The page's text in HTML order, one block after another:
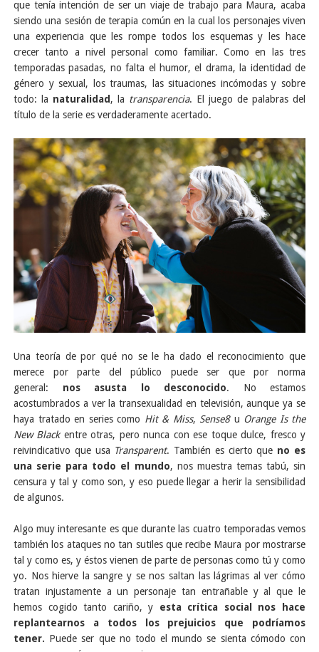
que tenía intención de ser un viaje de trabajo para Maura, acaba
siendo una sesión de terapia común en la cual los personajes viven
una experiencia que les rompe todos los esquemas y les hace
crecer tanto a nivel personal como familiar. Como en las tres
temporadas pasadas, no falta el humor, el drama, la identidad de
género y sexual, los traumas, las situaciones incómodas y sobre
todo: la naturalidad , la transparencia. El juego de palabras del
título de la serie es verdaderamente acertado.
Una teoría de por qué no se le ha dado el reconocimiento que
merece por parte del público puede ser que por norma
general: nos asusta lo desconocido. No estamos
acostumbrados a ver la transexualidad en televisión, aunque ya se
haya tratado en series como Hit & Miss, Sense8 u Orange Is the
New Blackentre otras, pero nunca con ese toque dulce, fresco y
reivindicativo que usa Transparent. También es cierto que no es
una serie para todo el mundo, nos muestra temas tabú, sin
censura y tal y como son, y eso puede llegar a herir la sensibilidad
de algunos.
Algo muy interesante es que durante las cuatro temporadas vemos
también los ataques no tan sutiles que recibe Maura por mostrarse
tal y como es, y éstos vienen de parte de personas como tú y como
yo. Nos hierve la sangre y se nos saltan las lágrimas al ver cómo
tratan injustamente a un personaje tan entrañable y al que le
hemos cogido tanto cariño, y esta crítica social
nos hace
replantearnos a todos los prejuicios que podríamos
tener. Puede ser que no todo el mundo se sienta cómodo con